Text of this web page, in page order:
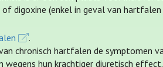
digoxine (enkel in geval van
.
chronisch hartfalen de symptomen
wegens hun krachtiger diuretisch